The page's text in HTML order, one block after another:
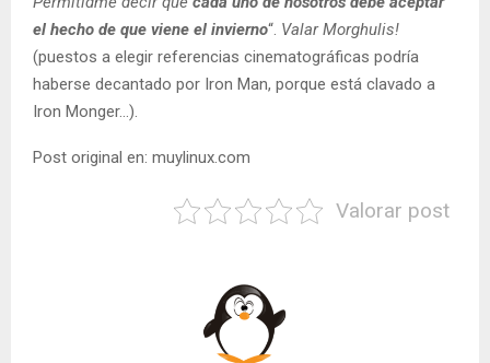
el hecho de que viene el invierno“. Valar Morghulis!
(puestos a elegir referencias cinematográficas podría
haberse decantado por Iron Man, porque está clavado a
Iron Monger…).
Post original en: muylinux.com
Valorar post